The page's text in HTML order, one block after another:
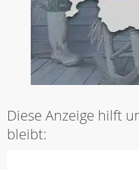
Diese Anzeige hilft
bleibt: